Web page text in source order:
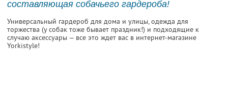
составляющая собачьего гардероба!
Универсальный гардероб для дома и улицы, одежда для
торжества (у собак тоже бывает праздник!) и подходящие к
случаю аксессуары — все это ждет вас в интернет-магазине
Yorkistyle!